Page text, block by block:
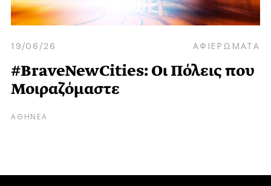
19/06/26 ΑΦΙΕΡΩΜΑΤΑ
#BraveNewCities: Οι Πόλεις που
Μοιραζόμαστε
ΑΘΗΝΕΑ